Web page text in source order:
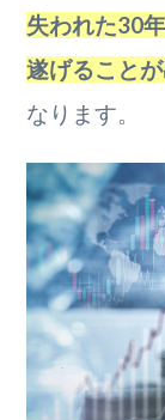
失われた30
遂げること
なります。